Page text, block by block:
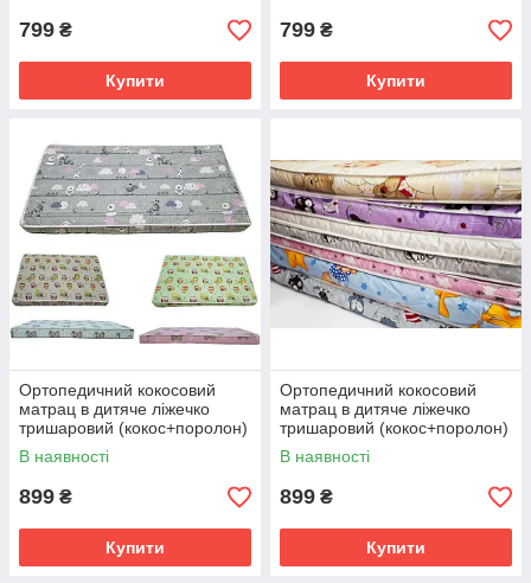
799 ₴
Купити
799 ₴
Купити
Ортопедичний кокосовий
матрац в дитяче ліжечко
тришаровий (кокос+поролон)
120х60х7 см
В наявності
899 ₴
Купити
Ортопедичний кокосовий
матрац в дитяче ліжечко
тришаровий (кокос+поролон)
120х60х7 см
В наявності
899 ₴
Купити